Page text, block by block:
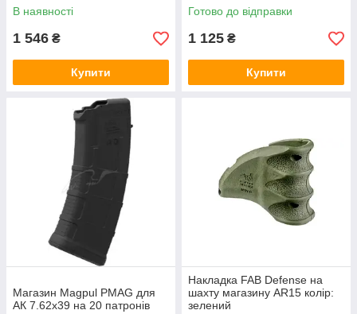
В наявності
1 546 ₴
Купити
Готово до відправки
1 125 ₴
Купити
Магазин Magpul PMAG для
АК 7.62х39 на 20 патронів
Накладка FAB Defense на
шахту магазину AR15 колір:
зелений